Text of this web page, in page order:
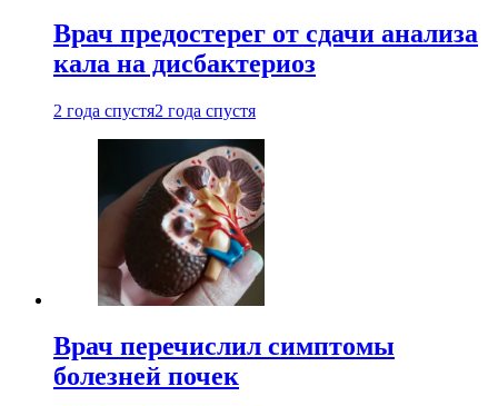
Врач предостерег от сдачи анализа
кала на дисбактериоз
2 года спустя2 года спустя
Врач перечислил симптомы
болезней почек